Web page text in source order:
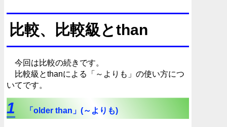
比較、比較級とthan
今回は比較の続きです。
比較級とthanによる「～よりも」の使い方につ
いてです。
1 「older than」(～よりも)